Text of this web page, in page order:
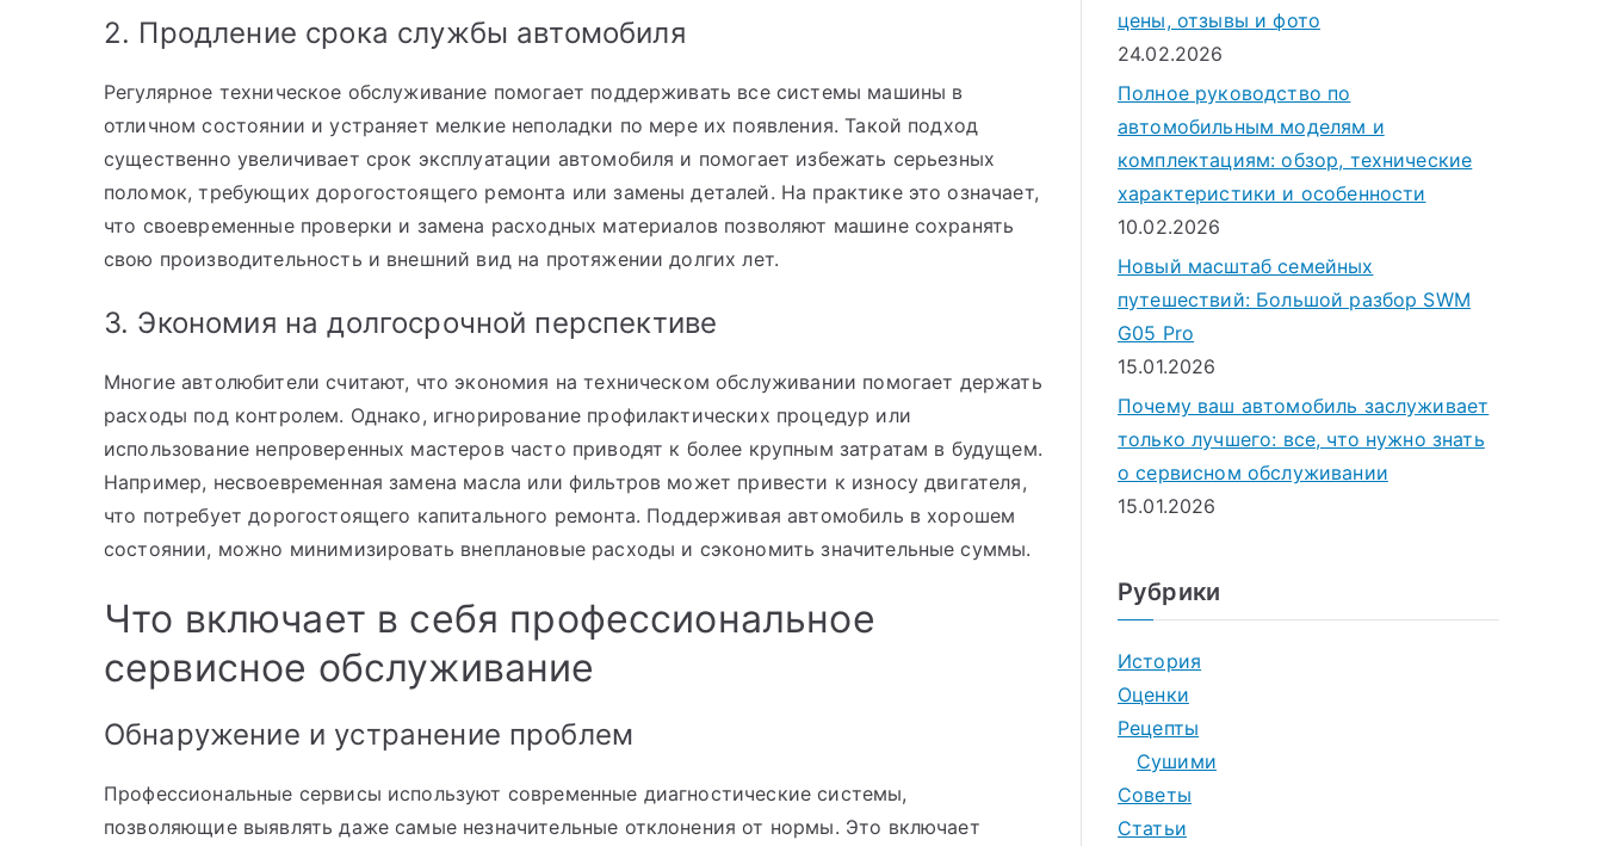
2. Продление срока службы автомобиля
Регулярное техническое обслуживание помогает поддерживать все системы машины в
отличном состоянии и устраняет мелкие неполадки по мере их появления. Такой подход
существенно увеличивает срок эксплуатации автомобиля и помогает избежать серьезных
поломок, требующих дорогостоящего ремонта или замены деталей. На практике это означает,
что своевременные проверки и замена расходных материалов позволяют машине сохранять
свою производительность и внешний вид на протяжении долгих лет.
3. Экономия на долгосрочной перспективе
Многие автолюбители считают, что экономия на техническом обслуживании помогает держать
расходы под контролем. Однако, игнорирование профилактических процедур или
использование непроверенных мастеров часто приводят к более крупным затратам в будущем.
Например, несвоевременная замена масла или фильтров может привести к износу двигателя,
что потребует дорогостоящего капитального ремонта. Поддерживая автомобиль в хорошем
состоянии, можно минимизировать внеплановые расходы и сэкономить значительные суммы.
Что включает в себя профессиональное
сервисное обслуживание
Обнаружение и устранение проблем
Профессиональные сервисы используют современные диагностические системы,
позволяющие выявлять даже самые незначительные отклонения от нормы. Это включает
цены, отзывы и фото
24.02.2026
Полное руководство по
автомобильным моделям и
комплектациям: обзор, технические
характеристики и особенности
10.02.2026
Новый масштаб семейных
путешествий: Большой разбор SWM
G05 Pro
15.01.2026
Почему ваш автомобиль заслуживает
только лучшего: все, что нужно знать
о сервисном обслуживании
15.01.2026
Рубрики
История
Оценки
Рецепты
Сушими
Советы
Статьи